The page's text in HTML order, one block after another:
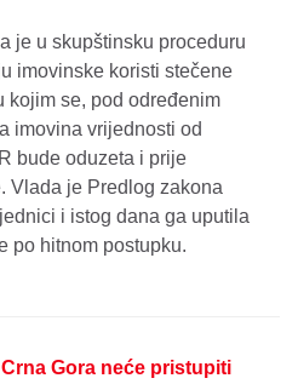
je u skupštinsku proceduru
imovinske koristi stečene
kojim se, pod određenim
imovina vrijednosti od
bude oduzeta i prije
Vlada je Predlog zakona
i istog dana ga uputila
po hitnom postupku.
Gora neće pristupiti